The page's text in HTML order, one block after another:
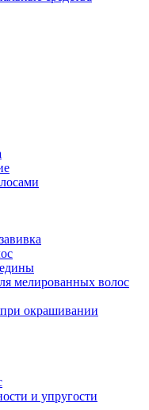
мелированных волос
окрашивании
и упругости